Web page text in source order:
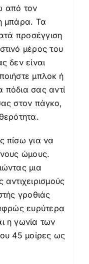
από τον
μπάρα. Τα
προσέγγιση
μέρος του
δεν είναι
μπλοκ ή
σας αντί
στον πάγκο,
πίσω για να
ώμους.
μια
γροθιάς
ευρύτερα
η γωνία των
45 μοίρες ως